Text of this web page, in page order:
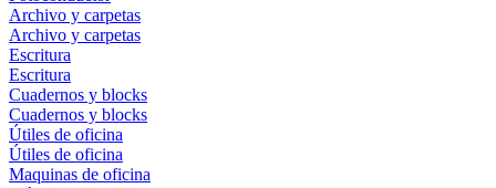
Archivo y carpetas
Archivo y carpetas
Escritura
Escritura
Cuadernos y blocks
Cuadernos y blocks
Útiles de oficina
Útiles de oficina
Maquinas de oficina